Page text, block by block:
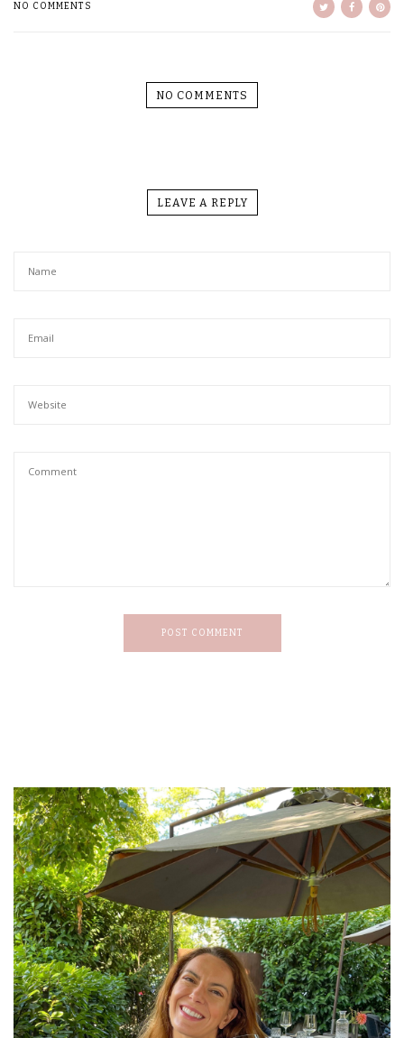
NO COMMENTS
NO COMMENTS
LEAVE A REPLY
POST COMMENT